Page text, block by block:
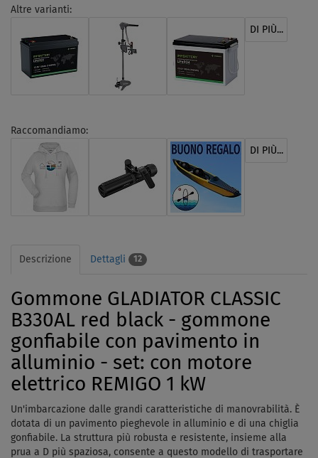
Altre varianti:
DI PIÙ...
Raccomandiamo:
DI PIÙ...
Descrizione Dettagli 12
Gommone GLADIATOR CLASSIC
B330AL red black - gommone
gonfiabile con pavimento in
alluminio - set: con motore
elettrico REMIGO 1 kW
Un'imbarcazione dalle grandi caratteristiche di manovrabilità. È
dotata di un pavimento pieghevole in alluminio e di una chiglia
gonfiabile. La struttura più robusta e resistente, insieme alla
prua a D più spaziosa, consente a questo modello di trasportare